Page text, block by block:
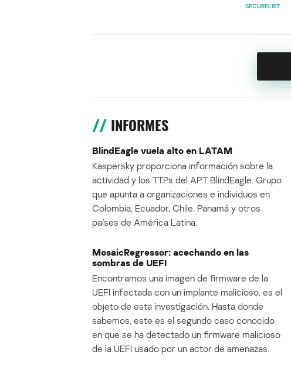
SECURELIST
INFORMES
BlindEagle vuela alto en LATAM
Kaspersky proporciona información sobre la
actividad y los TTPs del APT BlindEagle. Grupo
que apunta a organizaciones e individuos en
Colombia, Ecuador, Chile, Panamá y otros
países de América Latina.
MosaicRegressor: acechando en las
sombras de UEFI
Encontramos una imagen de firmware de la
UEFI infectada con un implante malicioso, es el
objeto de esta investigación. Hasta donde
sabemos, este es el segundo caso conocido
en que se ha detectado un firmware malicioso
de la UEFI usado por un actor de amenazas.